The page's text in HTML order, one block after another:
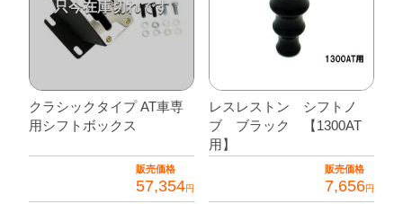
ブ
ー
ツ
ツ
クラシックタイプ AT車専
用シフトボックス
販売価格
57,354円
レスレストン シフトノ
ブ ブラック 【1300AT
用】
販売価格
7,656円